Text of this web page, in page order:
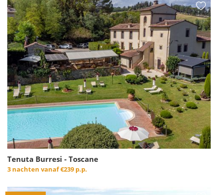
Tenuta Burresi - Toscane
3 nachten vanaf€239 p.p.